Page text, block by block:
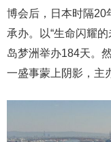
博会后，日本时隔20
承办。以“生命闪耀
岛梦洲举办184天。
一盛事蒙上阴影，主